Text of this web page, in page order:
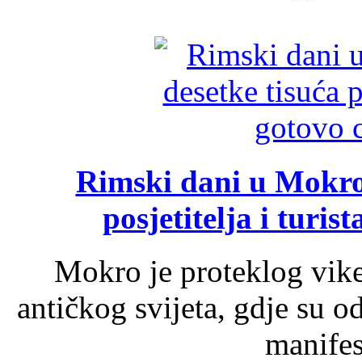
Rimski dani u
posjetitelja i
Mokro je proteklog
antičkog svijeta, gdje su